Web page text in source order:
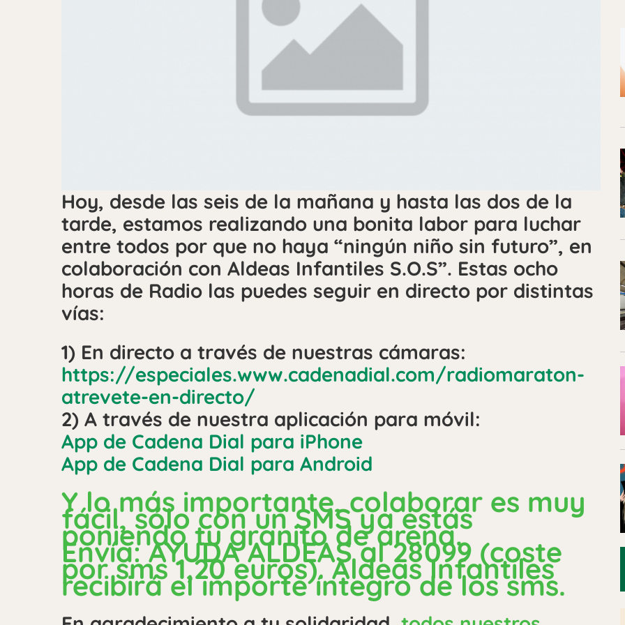
Hoy, desde las seis de la mañana y hasta las dos de la
tarde, estamos realizando una bonita labor para luchar
entre todos por que no haya “ningún niño sin futuro”, en
colaboración con Aldeas Infantiles S.O.S”. Estas ocho
horas de Radio las puedes seguir en directo por distintas
vías:
1) En directo a través de nuestras cámaras:
https://especiales.www.cadenadial.com/radiomaraton-
atrevete-en-directo/
2) A través de nuestra aplicación para móvil:
App de Cadena Dial para iPhone
App de Cadena Dial para Android
Y lo más importante, colaborar es muy
fácil, sólo con un SMS ya estás
poniendo tu granito de arena.
Envía: AYUDA ALDEAS al 28099 (coste
por sms 1,20 euros). Aldeas Infantiles
recibirá el importe íntegro de los sms.